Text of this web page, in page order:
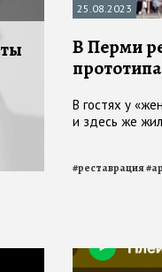
25.08.2023
В Перми
В гостях у
и здесь же
#реставрация#